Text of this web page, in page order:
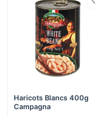
Haricots Blancs 400g
Campagna